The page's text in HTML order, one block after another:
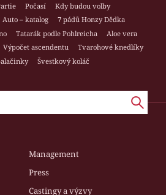
Počasí
Kdy budou volby
Auto – katalog
7 pádů Honzy Dědka
Tatarák podle Pohlreicha
Aloe vera
Výpočet ascendentu
Tvarohové knedlíky
Švestkový koláč
Management
Press
Castingy a výzvy